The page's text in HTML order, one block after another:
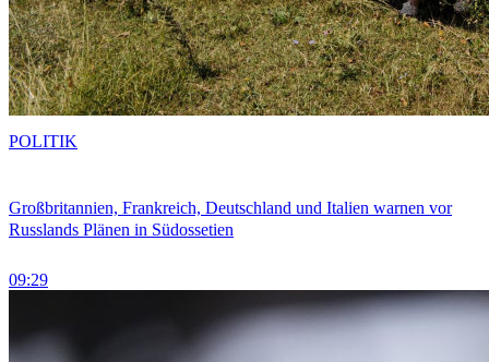
Großbritannien, Frankreich, Deutschland und Italien warnen vor
Russlands Plänen in Südossetien
09:29
POLITIK